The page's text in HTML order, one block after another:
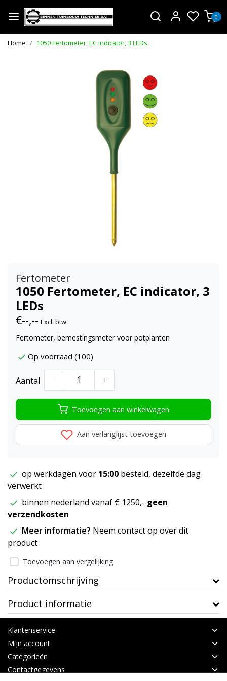
0
Home 1050 Fertometer, EC indicator, 3 LEDs
Fertometer
1050 Fertometer, EC indicator, 3
LEDs
€--,-- Excl. btw
Fertometer, bemestingsmeter voor potplanten
Op voorraad (100)
Aantal - +
Toevoegen aan winkelwagen
Aan verlanglijst toevoegen
op werkdagen voor 15:00 besteld, dezelfde dag
verwerkt
binnen nederland vanaf € 1250,- geen
verzendkosten
Meer informatie? Neem contact op over dit
product
Toevoegen aan vergelijking
Productomschrijving
Product informatie
Klantenservice
Mijn account
Categorieën
Contactgegevens